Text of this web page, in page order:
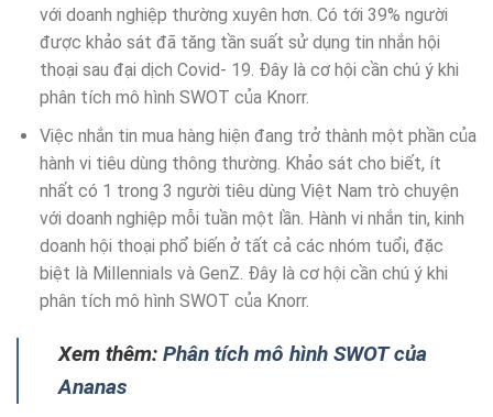
với doanh nghiệp thường xuyên hơn. Có tới 39% người
được khảo sát đã tăng tần suất sử dụng tin nhắn hội
thoại sau đại dịch Covid- 19. Đây là cơ hội cần chú ý khi
phân tích mô hình SWOT của Knorr.
Việc nhắn tin mua hàng hiện đang trở thành một phần của
hành vi tiêu dùng thông thường. Khảo sát cho biết, ít
nhất có 1 trong 3 người tiêu dùng Việt Nam trò chuyện
với doanh nghiệp mỗi tuần một lần. Hành vi nhắn tin, kinh
doanh hội thoại phổ biến ở tất cả các nhóm tuổi, đặc
biệt là Millennials và GenZ. Đây là cơ hội cần chú ý khi
phân tích mô hình SWOT của Knorr.
Xem thêm: Phân tích mô hình SWOT của
Ananas